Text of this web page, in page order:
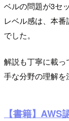
ベルの問題が3セ
レベル感は、本
でした。
解説も丁寧に載
手な分野の理解を
【書籍】